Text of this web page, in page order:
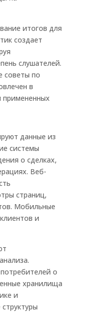
итогов для
создает
слушателей.
советы по
в
примененных
данные из
системы
о сделках,
Веб-
страниц,
Мобильные
и
о
хранилища
и